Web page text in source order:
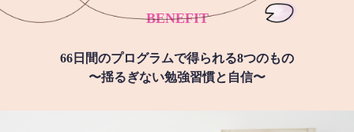
BENEFIT
66日間のプログラムで得られる8つのもの
〜揺るぎない勉強習慣と自信〜